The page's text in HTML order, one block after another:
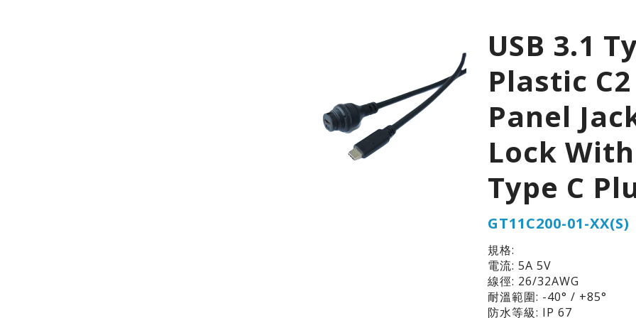
USB 3.1
Plastic C2
Panel
Lock With
Type C
GT11C200-01-XX(S)
規格:
電流: 5A 5V
線徑: 26/32AWG
耐溫範圍: -40° / +85°
防水等級: IP 67